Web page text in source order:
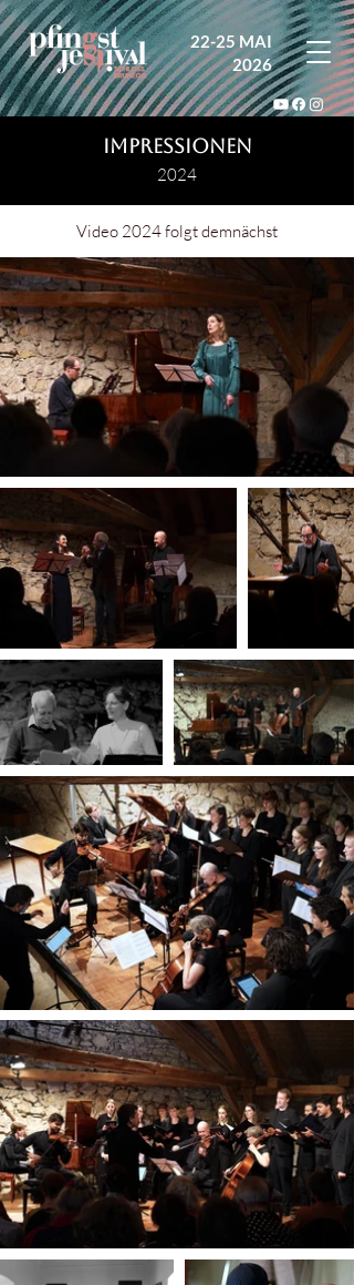
22-25 MAI
2026
IMPRESSIONEN
2024
Video 2024 folgtdemnächst